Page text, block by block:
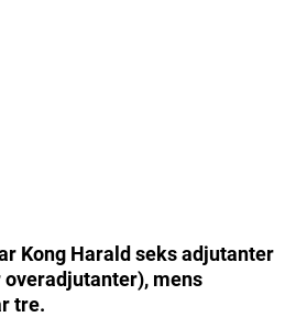
Kong Harald seks adjutanter
mens
tre.